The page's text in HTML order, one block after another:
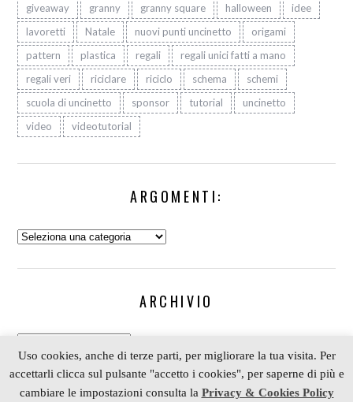
giveaway
granny granny square halloween
idee
lavoretti
Natale nuovi punti uncinetto
origami
pattern
plastica regali
regali unici fatti a mano
regali veri
riciclare riciclo schema
schemi
scuola di uncinetto
sponsor tutorial
uncinetto
video
videotutorial
ARGOMENTI:
Argomenti:
ARCHIVIO
Archivio
Uso cookies, anche di terze parti, per migliorare la tua visita. Per
accettarli clicca sul pulsante "accetto i cookies", per saperne di più e
cambiare le impostazioni consulta la Privacy & Cookies Policy